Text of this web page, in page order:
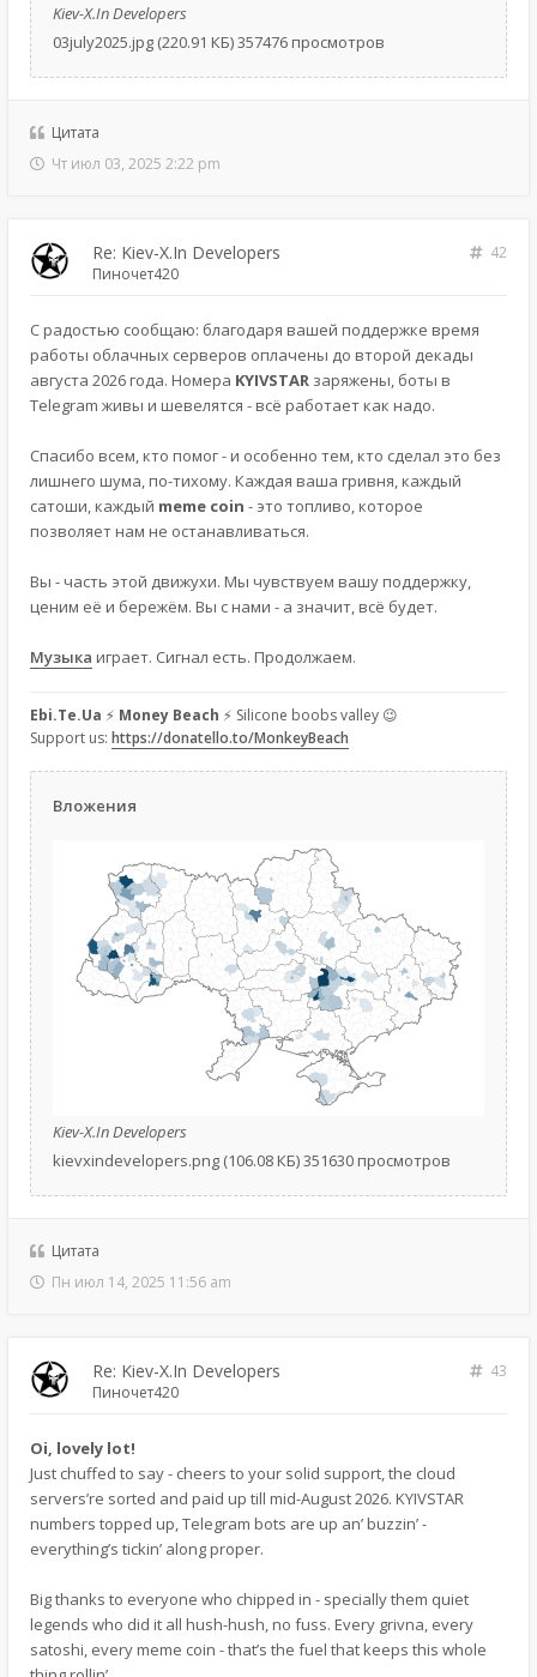
Kiev-X.In Developers
03july2025.jpg (220.91 КБ) 357476 просмотров
Цитата
Чт июл 03, 2025 2:22 pm
Re: Kiev-X.In Developers
42
Пиночет420
С радостью сообщаю: благодаря вашей поддержке время
работы облачных серверов оплачены до второй декады
августа 2026 года. Номера KYIVSTAR заряжены, боты в
Telegram живы и шевелятся - всё работает как надо.
Спасибо всем, кто помог - и особенно тем, кто сделал это без
лишнего шума, по-тихому. Каждая ваша гривня, каждый
сатоши, каждый meme coin - это топливо, которое
позволяет нам не останавливаться.
Вы - часть этой движухи. Мы чувствуем вашу поддержку,
ценим её и бережём. Вы с нами - а значит, всё будет.
Музыка играет. Сигнал есть. Продолжаем.
Ebi.Te.Ua ⚡ Money Beach ⚡ Silicone boobs valley 😉
Support us: https://donatello.to/MonkeyBeach
Вложения
Kiev-X.In Developers
kievxindevelopers.png (106.08 КБ) 351630 просмотров
Цитата
Пн июл 14, 2025 11:56 am
Re: Kiev-X.In Developers
43
Пиночет420
Oi, lovely lot!
Just chuffed to say - cheers to your solid support, the cloud
servers’re sorted and paid up till mid-August 2026. KYIVSTAR
numbers topped up, Telegram bots are up an’ buzzin’ -
everything’s tickin’ along proper.
Big thanks to everyone who chipped in - specially them quiet
legends who did it all hush-hush, no fuss. Every grivna, every
satoshi, every meme coin - that’s the fuel that keeps this whole